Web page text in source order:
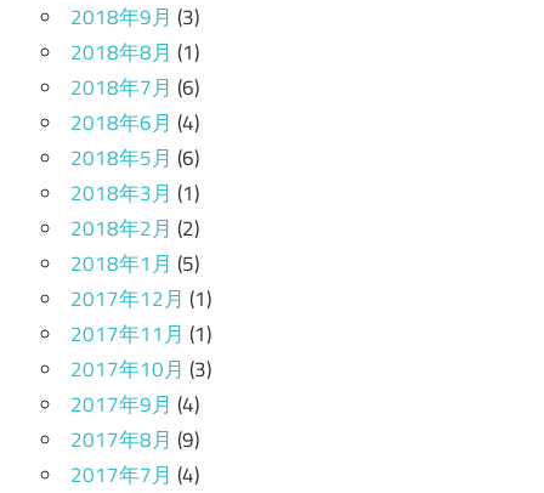
2018年9月 (3)
2018年8月 (1)
2018年7月 (6)
2018年6月 (4)
2018年5月 (6)
2018年3月 (1)
2018年2月 (2)
2018年1月 (5)
2017年12月 (1)
2017年11月 (1)
2017年10月 (3)
2017年9月 (4)
2017年8月 (9)
2017年7月 (4)